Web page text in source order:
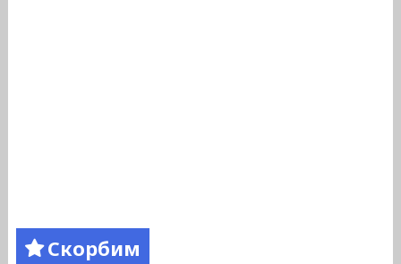
Скорбим